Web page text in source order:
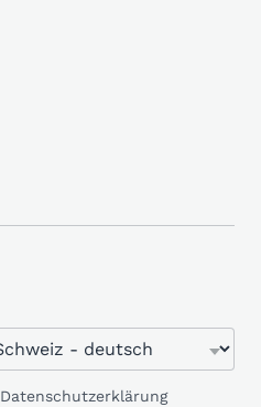
Datenschutzerklärung